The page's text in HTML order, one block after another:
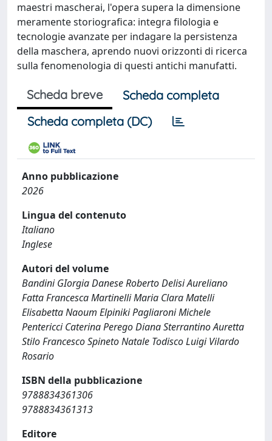
maestri mascherai, l'opera supera la dimensione
meramente storiografica: integra filologia e
tecnologie avanzate per indagare la persistenza
della maschera, aprendo nuovi orizzonti di ricerca
sulla fenomenologia di questi antichi manufatti.
Scheda breve
Scheda completa
Scheda completa (DC)
Anno pubblicazione
2026
Lingua del contenuto
Italiano
Inglese
Autori del volume
Bandini GIorgia Danese Roberto Delisi Aureliano
Fatta Francesca Martinelli Maria Clara Matelli
Elisabetta Naoum Elpiniki Pagliaroni Michele
Pentericci Caterina Perego Diana Sterrantino Auretta
Stilo Francesco Spineto Natale Todisco Luigi Vilardo
Rosario
ISBN della pubblicazione
9788834361306
9788834361313
Editore